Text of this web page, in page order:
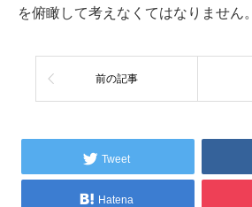
を俯瞰して考えなくてはなりません。
前の記事
Tweet
Hatena